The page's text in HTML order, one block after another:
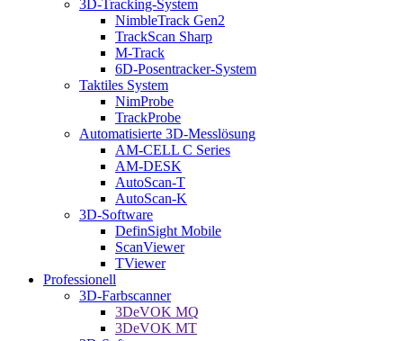
3D-Tracking-System
NimbleTrack Gen2
TrackScan Sharp
M-Track
6D-Posentracker-System
Taktiles System
NimProbe
TrackProbe
Automatisierte 3D-Messlösung
AM-CELL C Series
AM-DESK
AutoScan-T
AutoScan-K
3D-Software
DefinSight Mobile
ScanViewer
TViewer
Professionell
3D-Farbscanner
3DeVOK MQ
3DeVOK MT